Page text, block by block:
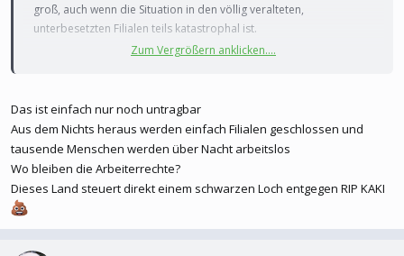
groß, auch wenn die Situation in den völlig veralteten,
unterbesetzten Filialen teils katastrophal ist.
Vor vier Tagen kündigte er die Schließungen in einem TV-Sender an
– nachdem er am Tag zuvor das zuständige Ministerium per Fax
informiert hatte, wie griechische Medien berichteten. Heute
standen viele Kunden und Kundinnen dann bereits vor
Zum Vergrößern anklicken....
Das ist einfach nur noch untragbar
Aus dem Nichts heraus werden einfach Filialen geschlossen und
tausende Menschen werden über Nacht arbeitslos
Wo bleiben die Arbeiterrechte?
Dieses Land steuert direkt einem schwarzen Loch entgegen RIP KAKI